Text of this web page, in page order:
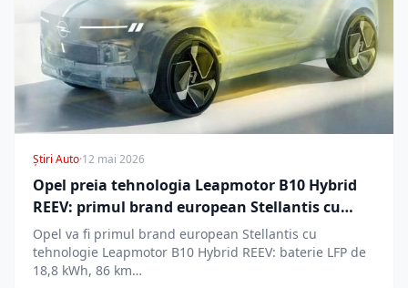
Știri Auto·12 mai 2026
Opel preia tehnologia Leapmotor B10 Hybrid
REEV: primul brand european Stellantis cu
range extender chinezesc
Opel va fi primul brand european Stellantis cu
tehnologie Leapmotor B10 Hybrid REEV: baterie LFP de
18,8 kWh, 86 km…